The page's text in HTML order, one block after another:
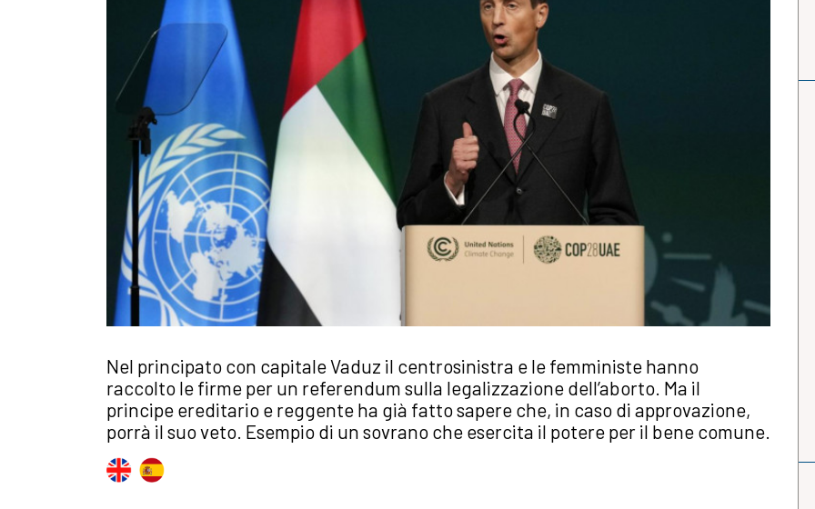
Nel principato con capitale Vaduz il centrosinistra e le femministe hanno
raccolto le firme per un referendum sulla legalizzazione dell’aborto. Ma il
principe ereditario e reggente ha già fatto sapere che, in caso di approvazione,
porrà il suo veto. Esempio di un sovrano che esercita il potere per il bene comune.